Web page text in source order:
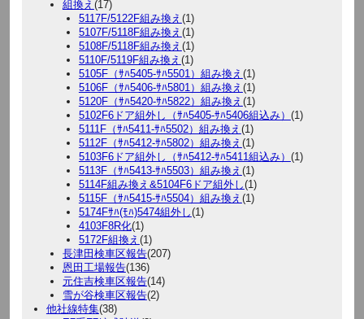
組換え (17)
5117F/5122F組み換え (1)
5107F/5118F組み換え (1)
5108F/5118F組み換え (1)
5110F/5119F組み換え (1)
5105F（ｻﾊ5405-ｻﾊ5501）組み換え (1)
5106F（ｻﾊ5406-ｻﾊ5801）組み換え (1)
5120F（ｻﾊ5420-ｻﾊ5822）組み換え (1)
5102F6ドア組外し（ｻﾊ5405-ｻﾊ5406組込み） (1)
5111F（ｻﾊ5411-ｻﾊ5502）組み換え (1)
5112F（ｻﾊ5412-ｻﾊ5802）組み換え (1)
5103F6ドア組外し（ｻﾊ5412-ｻﾊ5411組込み） (1)
5113F（ｻﾊ5413-ｻﾊ5503）組み換え (1)
5114F組み換え&5104F6ドア組外し(1)
5115F（ｻﾊ5415-ｻﾊ5504）組み換え (1)
5174Fｻﾊ(ﾓﾊ)5474組外し(1)
4103F8R化(1)
5172F組換え (1)
長津田検車区報告(207)
恩田工場報告(136)
元住吉検車区報告(14)
雪が谷検車区報告(2)
他社線特集(38)